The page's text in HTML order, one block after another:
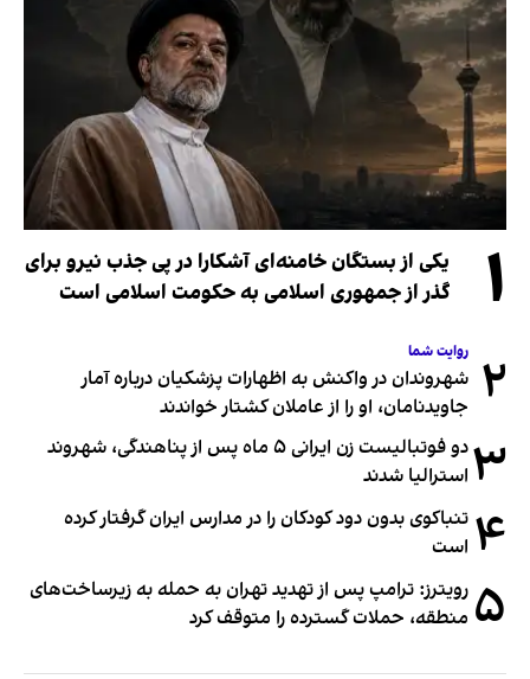
۱
یکی از بستگان خامنه‌ای آشکارا در پی جذب نیرو برای
گذر از جمهوری اسلامی به حکومت اسلامی است
۲ روایت شما
شهروندان در واکنش به اظهارات پزشکیان درباره آمار
جاویدنامان، او را از عاملان کشتار خواندند
۳
دو فوتبالیست زن ایرانی ۵ ماه پس از پناهندگی، شهروند
استرالیا شدند
۴ تنباکوی بدون دود کودکان را در مدارس ایران گرفتار کرده
است
۵ رویترز: ترامپ پس از تهدید تهران به حمله به زیرساخت‌های
منطقه، حملات گسترده را متوقف کرد